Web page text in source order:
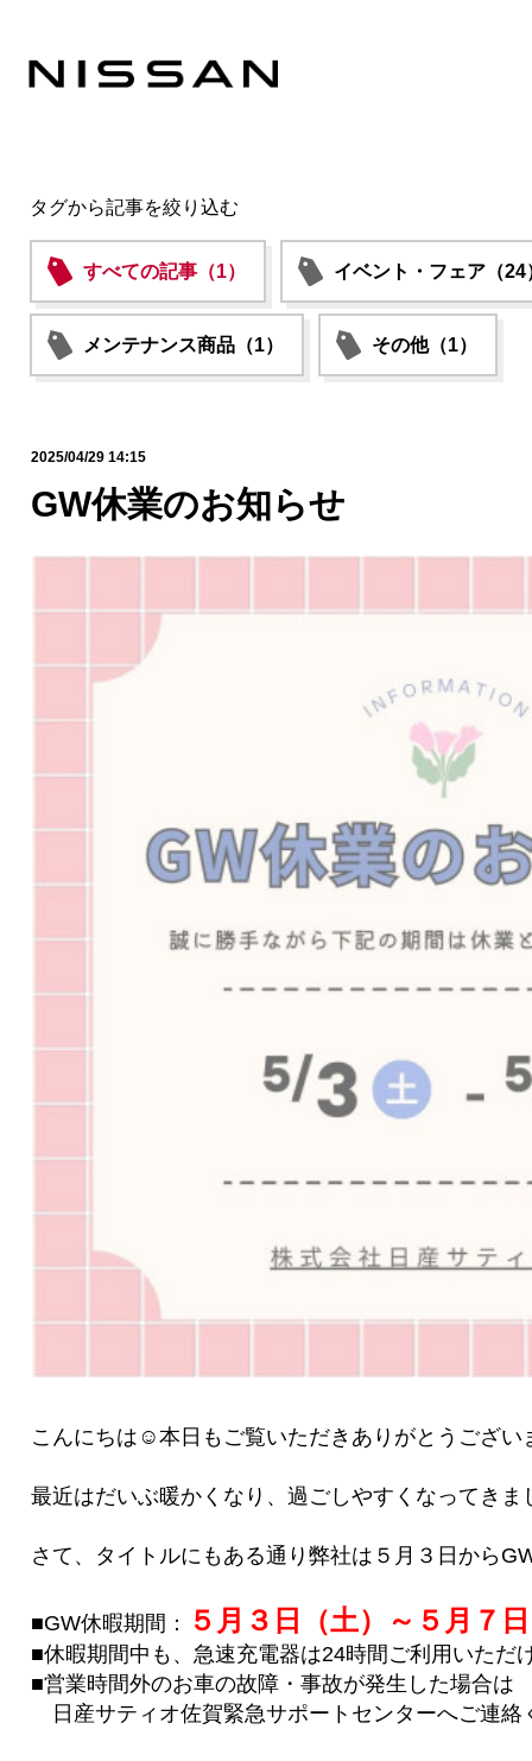
タグから記事を絞り込む
すべての記事（1） イベント・フェア（24
メンテナンス商品（1） その他（1）
2025/04/29 14:15
GW休業のお知らせ
こんにちは☺本日もご覧いただきありがとうござい
最近はだいぶ暖かくなり、過ごしやすくなってきま
さて、タイトルにもある通り弊社は５月３日から
■GW休暇期間： ５月３日（土）～５月７
■休暇期間中も、急速充電器は24時間ご利用いただ
■営業時間外のお車の故障・事故が発生した場合は
日産サティオ佐賀緊急サポートセンターへご連絡